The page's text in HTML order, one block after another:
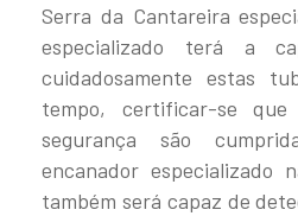
Serra da Cantareira
especializado terá a
cuidadosamente estas
tempo, certificar-se
segurança são
encanador especializado
também será capaz de